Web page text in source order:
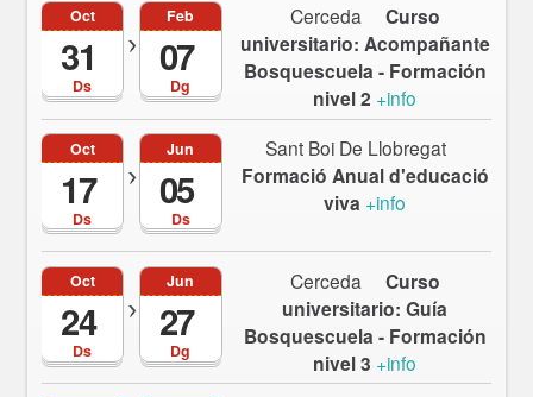
Ds
Oct
31
Dg
Feb
07
Cerceda
Curso
universitario: Acompañante
Bosquescuela - Formación
nivel 2 +info
Ds
Oct
17
Ds
Jun
05
Sant Boi De Llobregat
Formació Anual d'educació
viva +info
Ds
Oct
24
Dg
Jun
27
Cerceda
Curso
universitario: Guía
Bosquescuela - Formación
nivel 3 +info